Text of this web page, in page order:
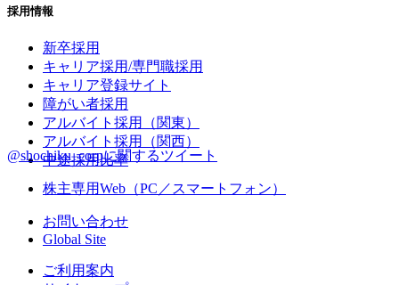
採用情報
新卒採用
キャリア採用/専門職採用
キャリア登録サイト
障がい者採用
アルバイト採用（関東）
アルバイト採用（関西）
中途採用比率
@shochiku_corpに関するツイート
株主専用Web（PC／スマートフォン）
お問い合わせ
Global Site
ご利用案内